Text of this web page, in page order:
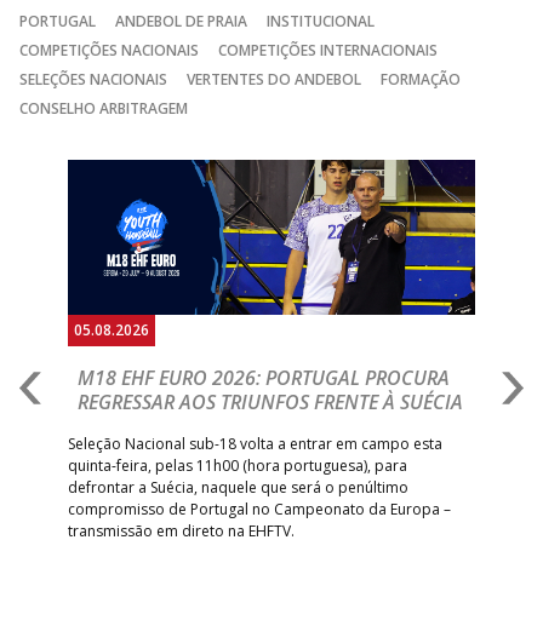
PORTUGAL
ANDEBOL DE PRAIA
INSTITUCIONAL
COMPETIÇÕES NACIONAIS
COMPETIÇÕES INTERNACIONAIS
SELEÇÕES NACIONAIS
VERTENTES DO ANDEBOL
FORMAÇÃO
CONSELHO ARBITRAGEM
05.08.2026
M18 EHF EURO 2026: PORTUGAL PROCURA
REGRESSAR AOS TRIUNFOS FRENTE À SUÉCIA
Seleção Nacional sub-18 volta a entrar em campo esta
quinta-feira, pelas 11h00 (hora portuguesa), para
defrontar a Suécia, naquele que será o penúltimo
compromisso de Portugal no Campeonato da Europa –
transmissão em direto na EHFTV.